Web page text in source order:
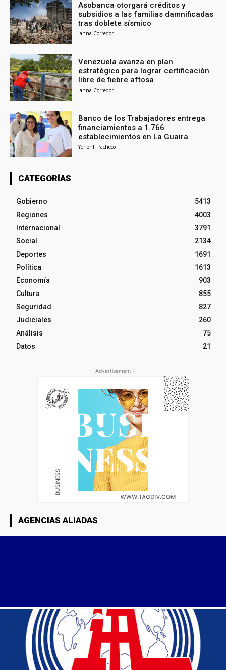
Asobanca otorgará créditos y
subsidios a las familias damnificadas
tras doblete sísmico
Janna Corredor
Venezuela avanza en plan
estratégico para lograr certificación
libre de fiebre aftosa
Janna Corredor
Banco de los Trabajadores entrega
financiamientos a 1.766
establecimientos en La Guaira
Yohenli Pacheco
CATEGORÍAS
Gobierno
5413
Regiones
4003
Internacional
3791
Social
2134
Deportes
1691
Política
1613
Economía
903
Cultura
855
Seguridad
827
Judiciales
260
Análisis
75
Datos
21
- Advertisement -
AGENCIAS ALIADAS